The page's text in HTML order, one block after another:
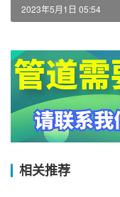
2023年5月1日 05:54
相关推荐